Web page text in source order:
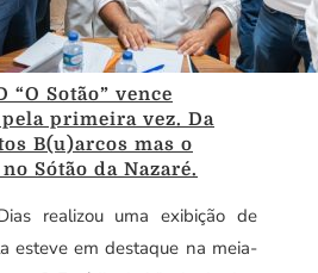
“O Sotão” vence
primeira vez. Da
B(u)arcos mas o
Sótão da Nazaré.
realizou uma exibição de
esteve em destaque na meia-